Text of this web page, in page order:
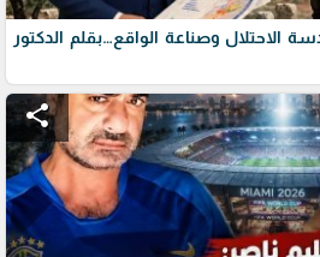
الاحتلال وصناعة الواقع…بقلم الدكتور
share